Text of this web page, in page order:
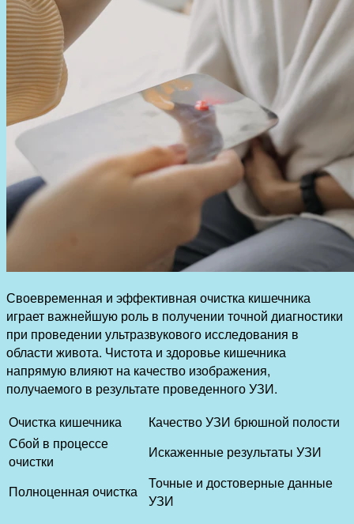
Своевременная и эффективная очистка кишечника
играет важнейшую роль в получении точной диагностики
при проведении ультразвукового исследования в
области живота. Чистота и здоровье кишечника
напрямую влияют на качество изображения,
получаемого в результате проведенного УЗИ.
Очистка кишечника
Качество УЗИ брюшной полости
Сбой в процессе
очистки
Искаженные результаты УЗИ
Полноценная очистка
Точные и достоверные данные
УЗИ